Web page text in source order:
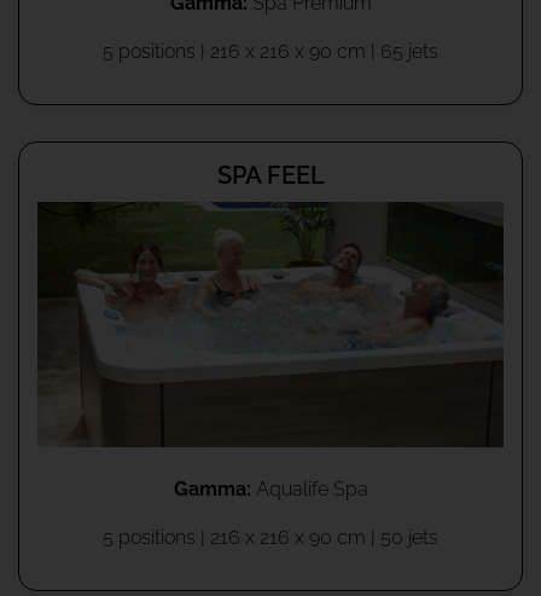
5 positions | 216 x 216 x 90 cm | 65 jets
SPA FEEL
Gamma: Aqualife Spa
5 positions | 216 x 216 x 90 cm | 50 jets